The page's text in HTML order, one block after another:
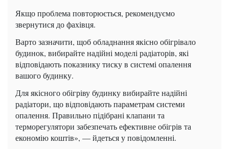
Якщо проблема повторюється, рекомендуємо
звернутися до фахівця.
Варто зазначити, щоб обладнання якісно обігрівало
будинок, вибирайте надійні моделі радіаторів, які
відповідають показнику тиску в системі опалення
вашого будинку.
Для якісного обігріву будинку вибирайте надійні
радіатори, що відповідають параметрам системи
опалення. Правильно підібрані клапани та
терморегулятори забезпечать ефективне обігрів та
економію коштів», — йдеться у повідомленні.